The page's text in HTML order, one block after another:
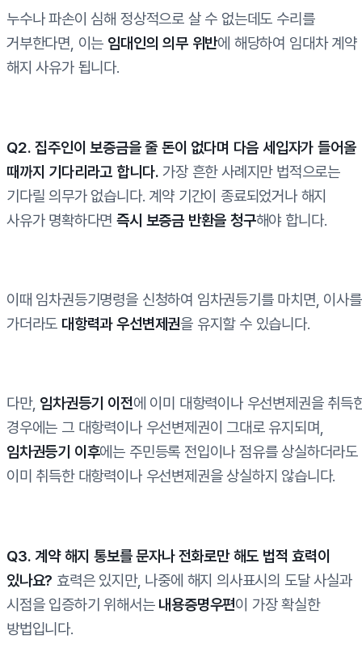
누수나 파손이 심해 정상적으로 살 수 없는데도 수리를
거부한다면, 이는 임대인의 의무 위반에 해당하여 임대차 계약
해지 사유가 됩니다.
Q2. 집주인이 보증금을 줄 돈이 없다며 다음 세입자가 들어올
때까지 기다리라고 합니다. 가장 흔한 사례지만 법적으로는
기다릴 의무가 없습니다. 계약 기간이 종료되었거나 해지
사유가 명확하다면 즉시 보증금 반환을 청구해야 합니다.
이때 임차권등기명령을 신청하여 임차권등기를 마치면, 이사를
가더라도 대항력과 우선변제권을 유지할 수 있습니다.
다만, 임차권등기 이전에 이미 대항력이나 우선변제권을 취득
경우에는 그 대항력이나 우선변제권이 그대로 유지되며,
임차권등기 이후에는 주민등록 전입이나 점유를 상실하더라도
이미 취득한 대항력이나 우선변제권을 상실하지 않습니다.
Q3. 계약 해지 통보를 문자나 전화로만 해도 법적 효력이
있나요? 효력은 있지만, 나중에 해지 의사표시의 도달 사실과
시점을 입증하기 위해서는 내용증명우편이 가장 확실한
방법입니다.